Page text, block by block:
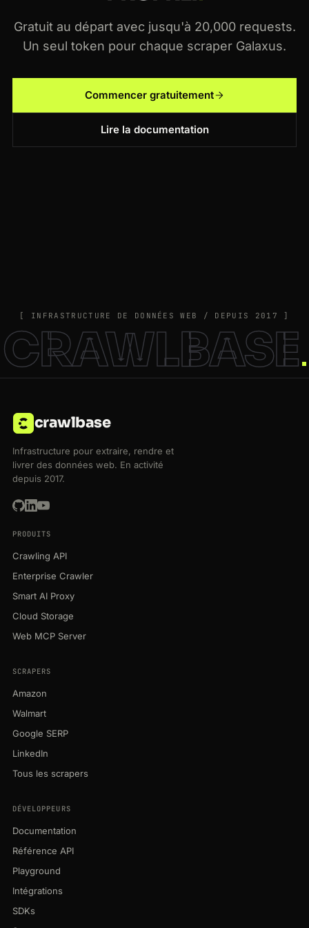
Gratuit au départ avec jusqu'à 20,000 requests.
Un seul token pour chaque scraper Galaxus.
Commencer gratuitement
Lire la documentation
[ INFRASTRUCTURE DE DONNÉES WEB / DEPUIS 2017 ]
CRAWLBASE
crawlbase
Infrastructure pour extraire, rendre et
livrer des données web. En activité
depuis 2017.
PRODUITS
Crawling API
Enterprise Crawler
Smart AI Proxy
Cloud Storage
Web MCP Server
SCRAPERS
Amazon
Walmart
Google SERP
LinkedIn
Tous les scrapers
DÉVELOPPEURS
Documentation
Référence API
Playground
Intégrations
SDKs